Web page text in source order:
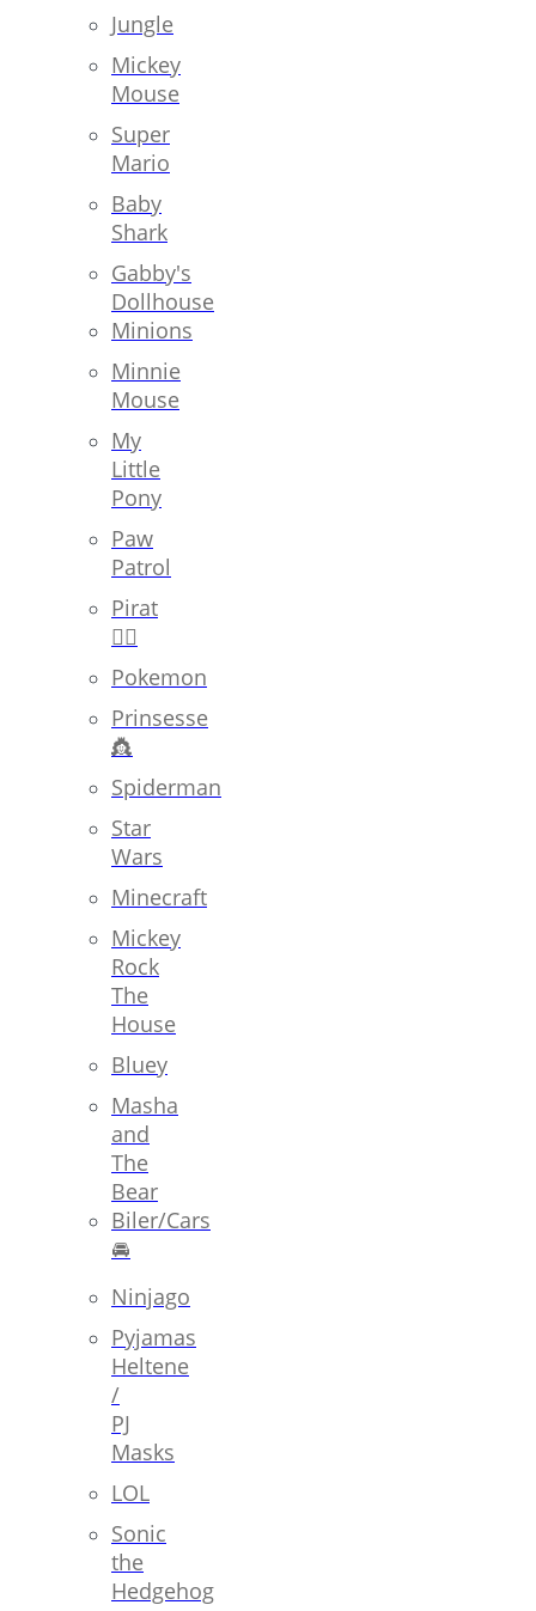
Jungle
Mickey
Mouse
Super
Mario
Baby
Shark
Gabby's
Dollhouse
Minions
Minnie
Mouse
My
Little
Pony
Paw
Patrol
Pirat
🏴‍☠️
Pokemon
Prinsesse
👸
Spiderman
Star
Wars
Minecraft
Mickey
Rock
The
House
Bluey
Masha
and
The
Bear
Biler/Cars
🚘
Ninjago
Pyjamas
Heltene
/
PJ
Masks
LOL
Sonic
the
Hedgehog